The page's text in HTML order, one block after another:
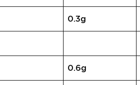
0.3g
0.6g